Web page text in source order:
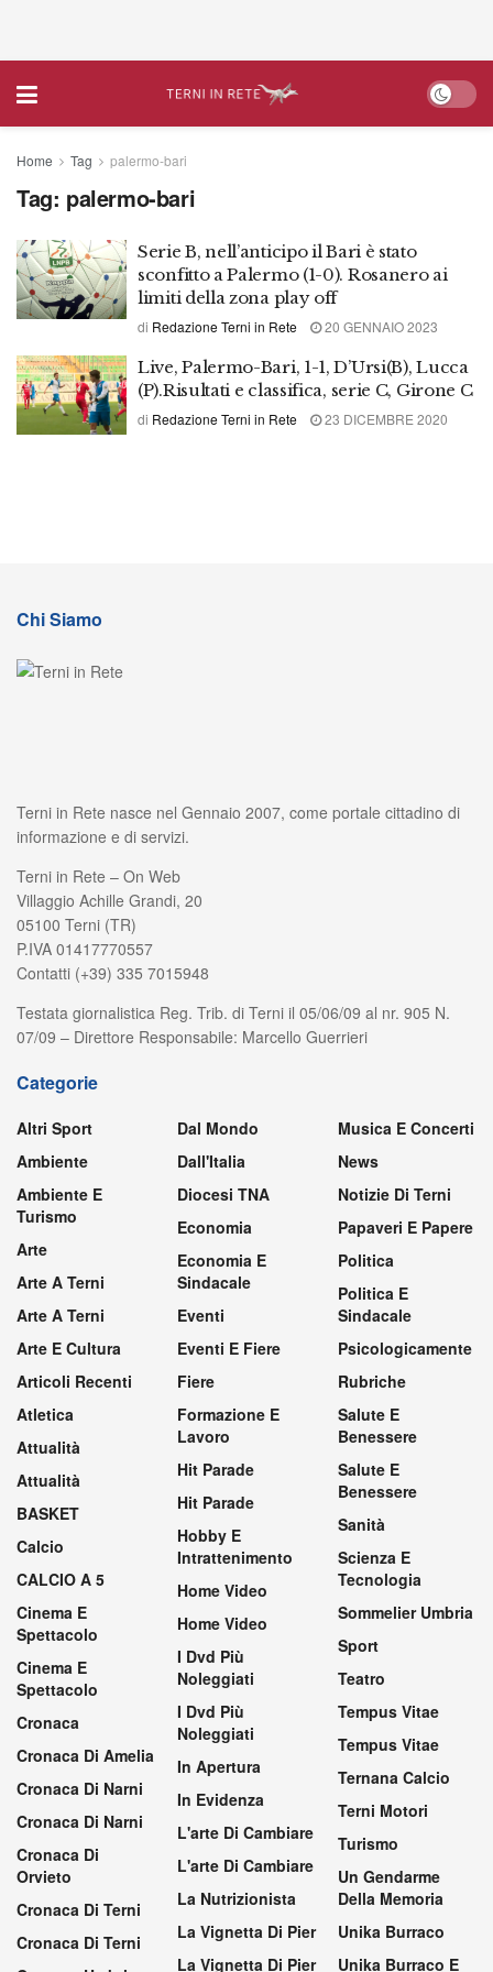
Home Tag palermo-bari
Tag: palermo-bari
Serie B, nell’anticipo il Bari è stato
sconfitto a Palermo (1-0). Rosanero ai
limiti della zona play off
di Redazione Terni in Rete 20 GENNAIO 2023
Live, Palermo-Bari, 1-1, D’Ursi(B), Lucca
(P).Risultati e classifica, serie C, Girone C
di Redazione Terni in Rete 23 DICEMBRE 2020
Chi Siamo
Terni in Rete nasce nel Gennaio 2007, come portale cittadino di
informazione e di servizi.
Terni in Rete – On Web
Villaggio Achille Grandi, 20
05100 Terni (TR)
P.IVA 01417770557
Contatti (+39) 335 7015948
Testata giornalistica Reg. Trib. di Terni il 05/06/09 al nr. 905 N.
07/09 – Direttore Responsabile: Marcello Guerrieri
Categorie
Altri Sport
Ambiente
Ambiente E
Turismo
Arte
Arte A Terni
Arte A Terni
Arte E Cultura
Articoli Recenti
Atletica
Attualità
Attualità
BASKET
Calcio
CALCIO A 5
Cinema E
Spettacolo
Cinema E
Spettacolo
Cronaca
Cronaca Di Amelia
Cronaca Di Narni
Cronaca Di Narni
Cronaca Di
Orvieto
Cronaca Di Terni
Cronaca Di Terni
Dal Mondo
Dall'Italia
Diocesi TNA
Economia
Economia E
Sindacale
Eventi
Eventi E Fiere
Fiere
Formazione E
Lavoro
Hit Parade
Hit Parade
Hobby E
Intrattenimento
Home Video
Home Video
I Dvd Più
Noleggiati
I Dvd Più
Noleggiati
In Apertura
In Evidenza
L'arte Di Cambiare
L'arte Di Cambiare
La Nutrizionista
La Vignetta Di Pier
La Vignetta Di Pier
Musica E Concerti
News
Notizie Di Terni
Papaveri E Papere
Politica
Politica E
Sindacale
Psicologicamente
Rubriche
Salute E
Benessere
Salute E
Benessere
Sanità
Scienza E
Tecnologia
Sommelier Umbria
Sport
Teatro
Tempus Vitae
Tempus Vitae
Ternana Calcio
Terni Motori
Turismo
Un Gendarme
Della Memoria
Unika Burraco
Unika Burraco E